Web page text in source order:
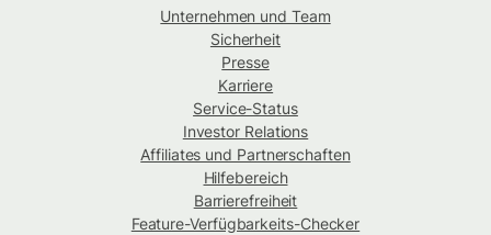
Unternehmen und Team
Sicherheit
Presse
Karriere
Service-Status
Investor Relations
Affiliates und Partnerschaften
Hilfebereich
Barrierefreiheit
Feature-Verfügbarkeits-Checker